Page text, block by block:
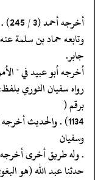
‏‏‏‏أخرجه أحمد (3 / 245) .
‏‏‏‏وتابعه حماد بن سلمة
جابر.
‏‏‏‏أخرجه أبو عبيد في " الأموال " (رقم 270، 271) .
‏‏‏‏رواه سفيان الثوري
برقم (
وسفيان
‏‏‏‏. وله طريق أخرى أخرجه
‏‏‏‏حدثنا عبد الله (هو